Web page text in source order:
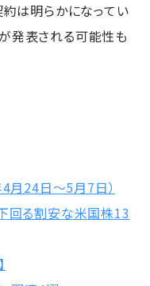
は明らかになってい
発表される可能性も
月24日〜5月7日）
回る割安な米国株13